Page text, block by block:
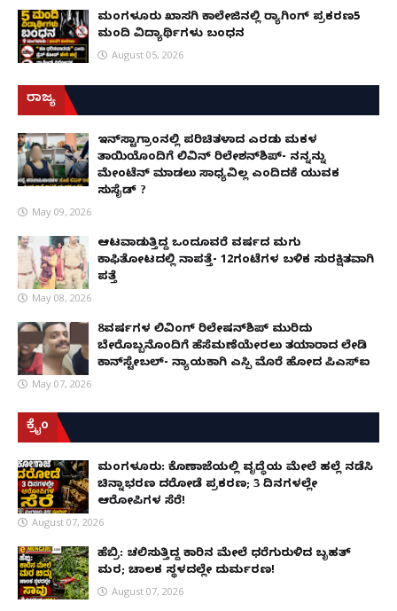
ಮಂಗಳೂರು ಖಾಸಗಿ ಕಾಲೇಜಿನಲ್ಲಿ ರ‌್ಯಾಗಿಂಗ್ ಪ್ರಕರಣ5
ಮಂದಿ ವಿದ್ಯಾರ್ಥಿಗಳು ಬಂಧನ
August 05, 2026
ರಾಜ್ಯ
ಇನ್​ಸ್ಟಾಗ್ರಾಂನಲ್ಲಿ ಪರಿಚಿತಳಾದ ಎರಡು ಮಕ್ಕಳ
ತಾಯಿಯೊಂದಿಗೆ ಲಿವಿನ್ ರಿಲೇಶನ್​ಶಿಪ್- ನನ್ನನ್ನು
ಮೇಂಟೆನ್ ಮಾಡಲು ಸಾಧ್ಯವಿಲ್ಲ ಎಂದಿದಕ್ಕೆ ಯುವಕ
ಸುಸೈಡ್ ?
May 09, 2026
ಆಟವಾಡುತ್ತಿದ್ದ ಒಂದೂವರೆ ವರ್ಷದ ಮಗು
ಕಾಫಿತೋಟದಲ್ಲಿ ನಾಪತ್ತೆ- 12ಗಂಟೆಗಳ ಬಳಿಕ ಸುರಕ್ಷಿತವಾಗಿ
ಪತ್ತೆ
May 08, 2026
8ವರ್ಷಗಳ ಲಿವಿಂಗ್‌ ರಿಲೇಷನ್‌ಶಿಪ್ ಮುರಿದು
ಬೇರೊಬ್ಬನೊಂದಿಗೆ ಹೆಸೆಮಣೆಯೇರಲು ತಯಾರಾದ ಲೇಡಿ
ಕಾನ್‌ಸ್ಟೇಬಲ್- ನ್ಯಾಯಕ್ಕಾಗಿ ಎಸ್ಪಿ ಮೊರೆ ಹೋದ ಪಿಎಸ್ಐ
May 07, 2026
ಕ್ರೈಂ
ಮಂಗಳೂರು: ಕೊಣಾಜೆಯಲ್ಲಿ ವೃದ್ಧೆಯ ಮೇಲೆ ಹಲ್ಲೆ ನಡೆಸಿ
ಚಿನ್ನಾಭರಣ ದರೋಡೆ ಪ್ರಕರಣ; 3 ದಿನಗಳಲ್ಲೇ
ಆರೋಪಿಗಳ ಸೆರೆ!
August 07, 2026
ಹೆಬ್ರಿ: ಚಲಿಸುತ್ತಿದ್ದ ಕಾರಿನ ಮೇಲೆ ಧರೆಗುರುಳಿದ ಬೃಹತ್
ಮರ; ಚಾಲಕ ಸ್ಥಳದಲ್ಲೇ ದುರ್ಮರಣ!
August 07, 2026